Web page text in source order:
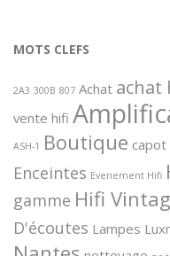
MOTS CLEFS
2A3 300B 807 Achat achat
vente hifi
ASH-1 Boutique capot
Enceintes Evenement Hifi
gamme Hifi
D'écoutes Lampes